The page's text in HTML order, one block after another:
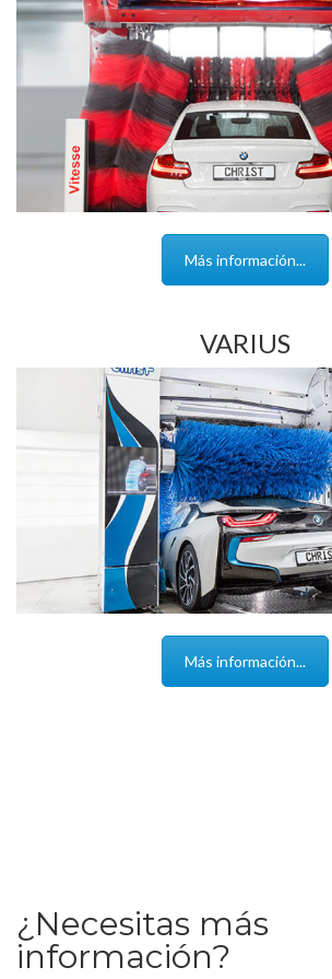
Más información...
VARIUS
Más información...
¿Necesitas más
información?